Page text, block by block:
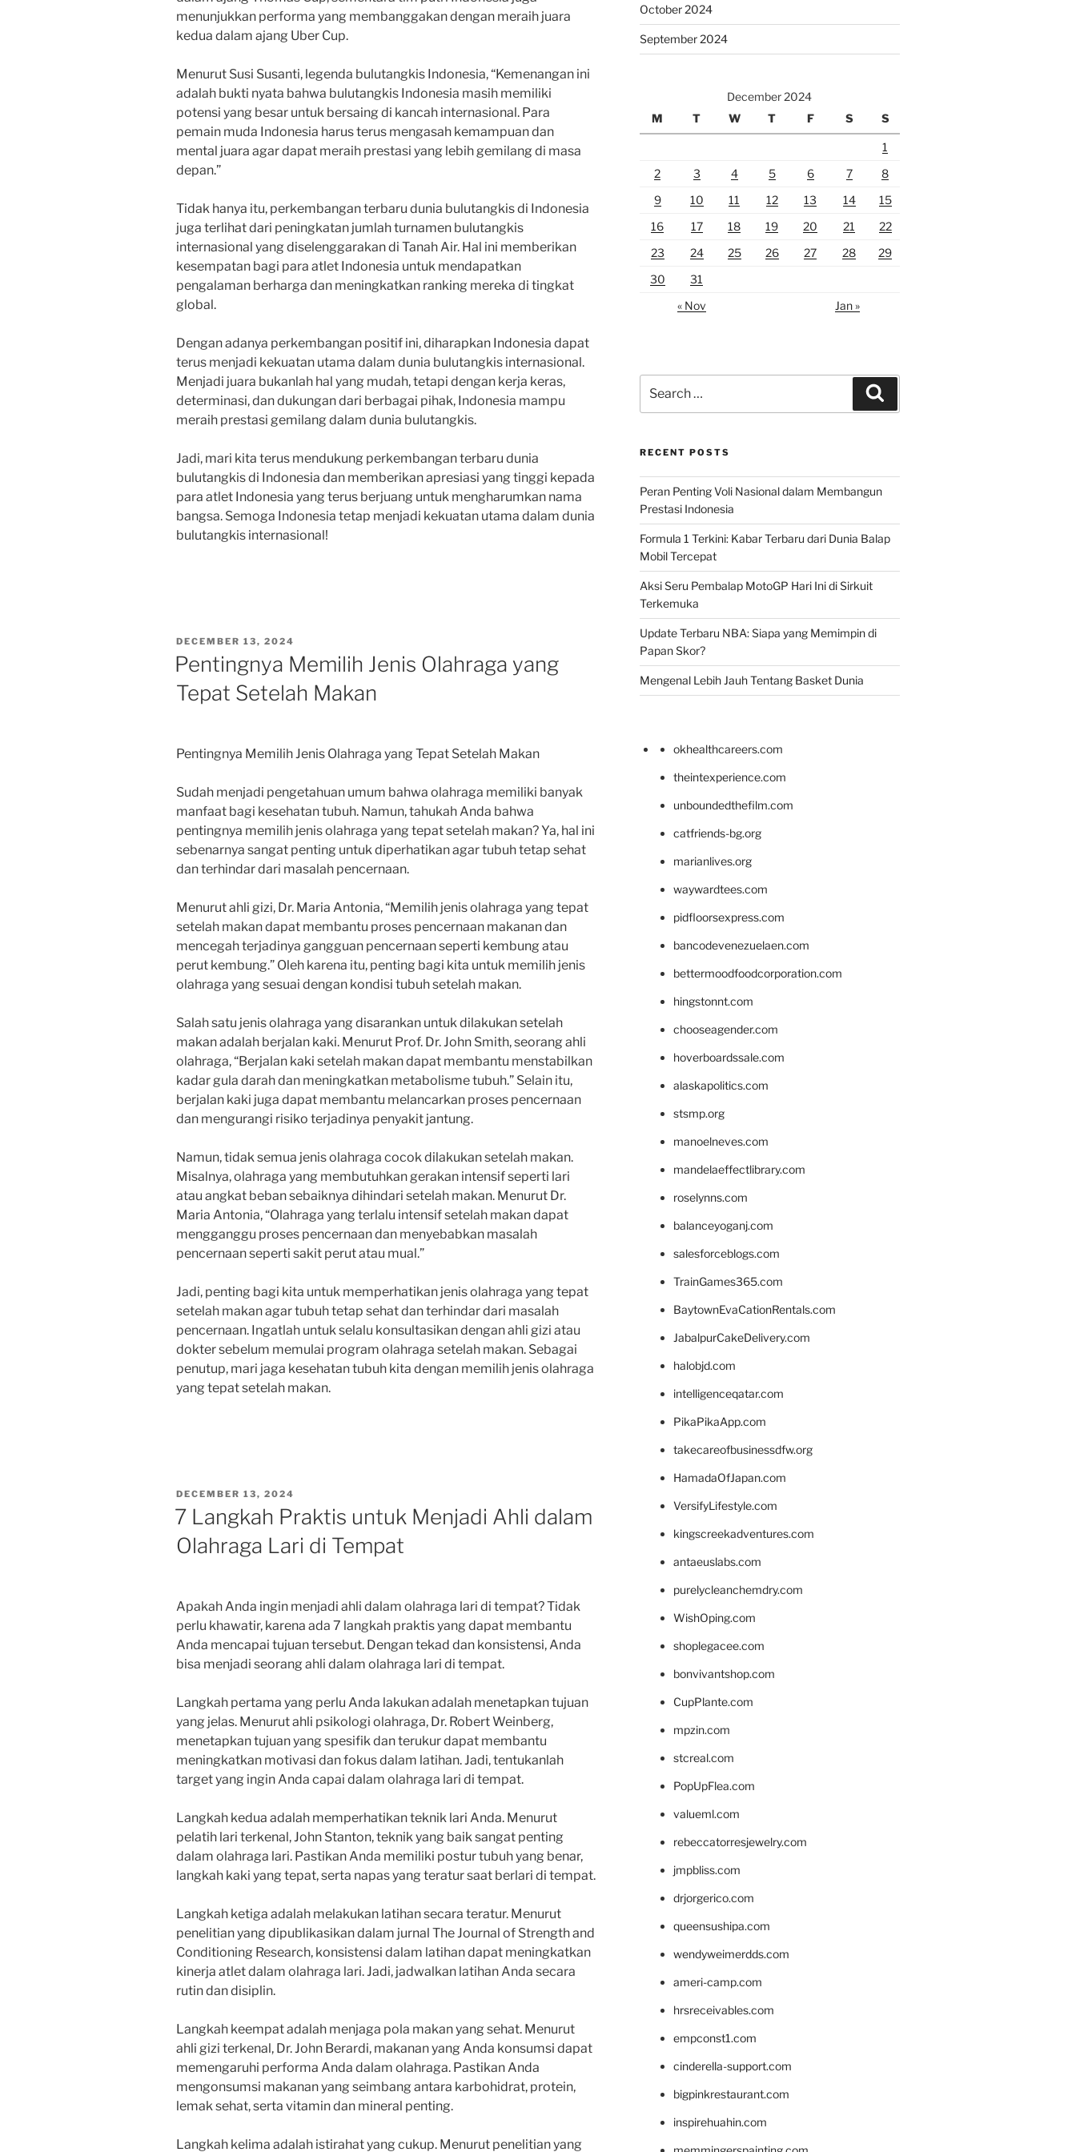
menunjukkan performa yang membanggakan dengan meraih juara
kedua dalam ajang Uber Cup.
Menurut Susi Susanti, legenda bulutangkis Indonesia, “Kemenangan ini
adalah bukti nyata bahwa bulutangkis Indonesia masih memiliki
potensi yang besar untuk bersaing di kancah internasional. Para
pemain muda Indonesia harus terus mengasah kemampuan dan
mental juara agar dapat meraih prestasi yang lebih gemilang di masa
depan.”
Tidak hanya itu, perkembangan terbaru dunia bulutangkis di Indonesia
juga terlihat dari peningkatan jumlah turnamen bulutangkis
internasional yang diselenggarakan di Tanah Air. Hal ini memberikan
kesempatan bagi para atlet Indonesia untuk mendapatkan
pengalaman berharga dan meningkatkan ranking mereka di tingkat
global.
Dengan adanya perkembangan positif ini, diharapkan Indonesia dapat
terus menjadi kekuatan utama dalam dunia bulutangkis internasional.
Menjadi juara bukanlah hal yang mudah, tetapi dengan kerja keras,
determinasi, dan dukungan dari berbagai pihak, Indonesia mampu
meraih prestasi gemilang dalam dunia bulutangkis.
Jadi, mari kita terus mendukung perkembangan terbaru dunia
bulutangkis di Indonesia dan memberikan apresiasi yang tinggi kepada
para atlet Indonesia yang terus berjuang untuk mengharumkan nama
bangsa. Semoga Indonesia tetap menjadi kekuatan utama dalam dunia
bulutangkis internasional!
POSTED
DECEMBER 13, 2024
Pentingnya Memilih Jenis Olahraga yang
Tepat Setelah Makan
Pentingnya Memilih Jenis Olahraga yang Tepat Setelah Makan
Sudah menjadi pengetahuan umum bahwa olahraga memiliki banyak
manfaat bagi kesehatan tubuh. Namun, tahukah Anda bahwa
pentingnya memilih jenis olahraga yang tepat setelah makan? Ya, hal ini
sebenarnya sangat penting untuk diperhatikan agar tubuh tetap sehat
dan terhindar dari masalah pencernaan.
Menurut ahli gizi, Dr. Maria Antonia, “Memilih jenis olahraga yang tepat
setelah makan dapat membantu proses pencernaan makanan dan
mencegah terjadinya gangguan pencernaan seperti kembung atau
perut kembung.” Oleh karena itu, penting bagi kita untuk memilih jenis
olahraga yang sesuai dengan kondisi tubuh setelah makan.
Salah satu jenis olahraga yang disarankan untuk dilakukan setelah
makan adalah berjalan kaki. Menurut Prof. Dr. John Smith, seorang ahli
olahraga, “Berjalan kaki setelah makan dapat membantu menstabilkan
kadar gula darah dan meningkatkan metabolisme tubuh.” Selain itu,
berjalan kaki juga dapat membantu melancarkan proses pencernaan
dan mengurangi risiko terjadinya penyakit jantung.
Namun, tidak semua jenis olahraga cocok dilakukan setelah makan.
Misalnya, olahraga yang membutuhkan gerakan intensif seperti lari
atau angkat beban sebaiknya dihindari setelah makan. Menurut Dr.
Maria Antonia, “Olahraga yang terlalu intensif setelah makan dapat
mengganggu proses pencernaan dan menyebabkan masalah
pencernaan seperti sakit perut atau mual.”
Jadi, penting bagi kita untuk memperhatikan jenis olahraga yang tepat
setelah makan agar tubuh tetap sehat dan terhindar dari masalah
pencernaan. Ingatlah untuk selalu konsultasikan dengan ahli gizi atau
dokter sebelum memulai program olahraga setelah makan. Sebagai
penutup, mari jaga kesehatan tubuh kita dengan memilih jenis olahraga
yang tepat setelah makan.
POSTED
ON
DECEMBER 13, 2024
7 Langkah Praktis untuk Menjadi Ahli dalam
Olahraga Lari di Tempat
Apakah Anda ingin menjadi ahli dalam olahraga lari di tempat? Tidak
perlu khawatir, karena ada 7 langkah praktis yang dapat membantu
Anda mencapai tujuan tersebut. Dengan tekad dan konsistensi, Anda
bisa menjadi seorang ahli dalam olahraga lari di tempat.
Langkah pertama yang perlu Anda lakukan adalah menetapkan tujuan
yang jelas. Menurut ahli psikologi olahraga, Dr. Robert Weinberg,
menetapkan tujuan yang spesifik dan terukur dapat membantu
meningkatkan motivasi dan fokus dalam latihan. Jadi, tentukanlah
target yang ingin Anda capai dalam olahraga lari di tempat.
Langkah kedua adalah memperhatikan teknik lari Anda. Menurut
pelatih lari terkenal, John Stanton, teknik yang baik sangat penting
dalam olahraga lari. Pastikan Anda memiliki postur tubuh yang benar,
langkah kaki yang tepat, serta napas yang teratur saat berlari di tempat.
Langkah ketiga adalah melakukan latihan secara teratur. Menurut
penelitian yang dipublikasikan dalam jurnal The Journal of Strength and
Conditioning Research, konsistensi dalam latihan dapat meningkatkan
kinerja atlet dalam olahraga lari. Jadi, jadwalkan latihan Anda secara
rutin dan disiplin.
Langkah keempat adalah menjaga pola makan yang sehat. Menurut
ahli gizi terkenal, Dr. John Berardi, makanan yang Anda konsumsi dapat
memengaruhi performa Anda dalam olahraga. Pastikan Anda
mengonsumsi makanan yang seimbang antara karbohidrat, protein,
lemak sehat, serta vitamin dan mineral penting.
Langkah kelima adalah istirahat yang cukup. Menurut penelitian yang
October 2024
September 2024
December 2024
M
T W T F S S
1
2
3 4 5 6 7
8
9
10 11 12 13 14
15
16
17 18 19 20 21
22
23
24 25 26 27 28
29
30
31
« Nov
Jan »
for:
RECENT POSTS
Peran Penting Voli Nasional dalam Membangun
Prestasi Indonesia
Formula 1 Terkini: Kabar Terbaru dari Dunia Balap
Mobil Tercepat
Aksi Seru Pembalap MotoGP Hari Ini di Sirkuit
Terkemuka
Update Terbaru NBA: Siapa yang Memimpin di
Papan Skor?
Mengenal Lebih Jauh Tentang Basket Dunia
okhealthcareers.com
theintexperience.com
unboundedthefilm.com
catfriends-bg.org
marianlives.org
waywardtees.com
pidfloorsexpress.com
bancodevenezuelaen.com
bettermoodfoodcorporation.com
hingstonnt.com
chooseagender.com
hoverboardssale.com
alaskapolitics.com
stsmp.org
manoelneves.com
mandelaeffectlibrary.com
roselynns.com
balanceyoganj.com
salesforceblogs.com
TrainGames365.com
BaytownEvaCationRentals.com
JabalpurCakeDelivery.com
halobjd.com
intelligenceqatar.com
PikaPikaApp.com
takecareofbusinessdfw.org
HamadaOfJapan.com
VersifyLifestyle.com
kingscreekadventures.com
antaeuslabs.com
purelycleanchemdry.com
WishOping.com
shoplegacee.com
bonvivantshop.com
CupPlante.com
mpzin.com
stcreal.com
PopUpFlea.com
valueml.com
rebeccatorresjewelry.com
jmpbliss.com
drjorgerico.com
queensushipa.com
wendyweimerdds.com
ameri-camp.com
hrsreceivables.com
empconst1.com
cinderella-support.com
bigpinkrestaurant.com
inspirehuahin.com